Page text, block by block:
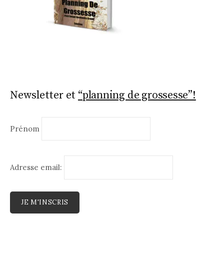
Newsletter et “planning de grossesse”!
Prénom
Adresse email: